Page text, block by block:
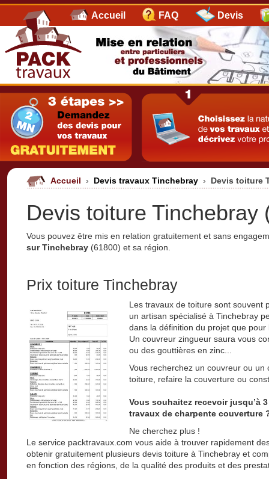
Accueil FAQ Devis
Accueil › Devis travaux Tinchebray › Devis toiture
Devis toiture Tinchebray
Vous pouvez être mis en relation gratuitement et sans
sur Tinchebray (61800) et sa région.
Prix toiture Tinchebray
Les travaux de toiture sont souvent
un artisan spécialisé à Tinchebray
dans la définition du projet que
Un couvreur zingueur saura vous
ou des gouttières en zinc...
Vous recherchez un couvreur ou
toiture, refaire la couverture ou
Vous souhaitez recevoir jusqu’à
travaux de charpente couverture
Ne cherchez plus !
Le service packtravaux.com vous aide à trouver rapidement
obtenir gratuitement plusieurs devis toiture à Tinchebray et
en fonction des régions, de la qualité des produits et des